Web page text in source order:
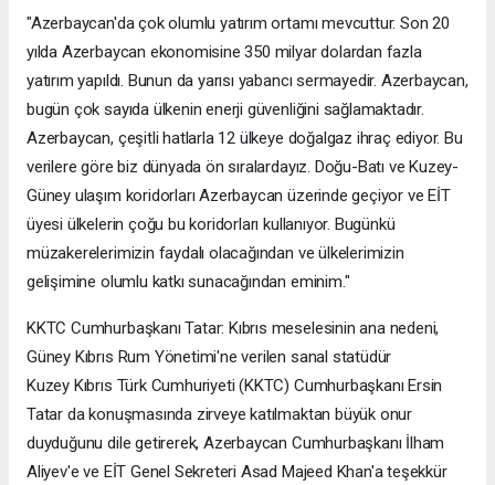
"Azerbaycan'da çok olumlu yatırım ortamı mevcuttur. Son 20
yılda Azerbaycan ekonomisine 350 milyar dolardan fazla
yatırım yapıldı. Bunun da yarısı yabancı sermayedir. Azerbaycan,
bugün çok sayıda ülkenin enerji güvenliğini sağlamaktadır.
Azerbaycan, çeşitli hatlarla 12 ülkeye doğalgaz ihraç ediyor. Bu
verilere göre biz dünyada ön sıralardayız. Doğu-Batı ve Kuzey-
Güney ulaşım koridorları Azerbaycan üzerinde geçiyor ve EİT
üyesi ülkelerin çoğu bu koridorları kullanıyor. Bugünkü
müzakerelerimizin faydalı olacağından ve ülkelerimizin
gelişimine olumlu katkı sunacağından eminim."
KKTC Cumhurbaşkanı Tatar: Kıbrıs meselesinin ana nedeni,
Güney Kıbrıs Rum Yönetimi'ne verilen sanal statüdür
Kuzey Kıbrıs Türk Cumhuriyeti (KKTC) Cumhurbaşkanı Ersin
Tatar da konuşmasında zirveye katılmaktan büyük onur
duyduğunu dile getirerek, Azerbaycan Cumhurbaşkanı İlham
Aliyev'e ve EİT Genel Sekreteri Asad Majeed Khan'a teşekkür